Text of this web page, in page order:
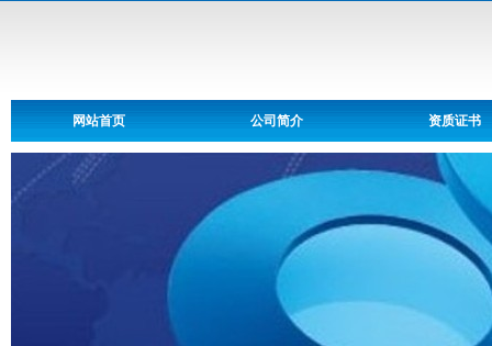
网站首页 公司简介 资质证书